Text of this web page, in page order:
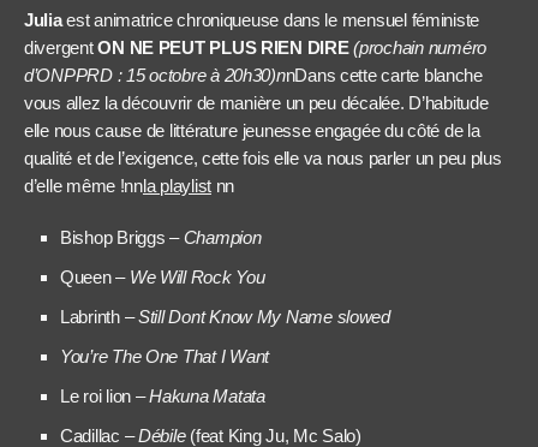
Juliaest animatrice chroniqueuse dans le mensuel féministe
divergentON NE PEUT PLUS RIEN DIRE(prochain numéro
d’ONPPRD : 15 octobre à 20h30)nnDans cette carte blanche
vous allez la découvrir de manière un peu décalée. D’habitude
elle nous cause de littérature jeunesse engagée du côté de la
qualité et de l’exigence, cette fois elle va nous parler un peu plus
d’elle même !nnla playlistnn
Bishop Briggs –Champion
Queen – We Will Rock You
Labrinth –Still Dont Know My Name slowed
You’re The One That I Want
Le roi lion –Hakuna Matata
Cadillac –Débile(feat King Ju, Mc Salo)